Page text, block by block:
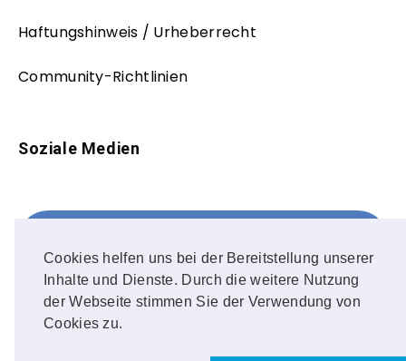
Cookies helfen uns bei der Bereitstellung unserer
Inhalte und Dienste. Durch die weitere Nutzung
der Webseite stimmen Sie der Verwendung von
Cookies zu.
Haftungshinweis / Urheberrecht
Community-Richtlinien
Soziale Medien
FOLLOW ME!
Instagram
OUR PHOTOS!